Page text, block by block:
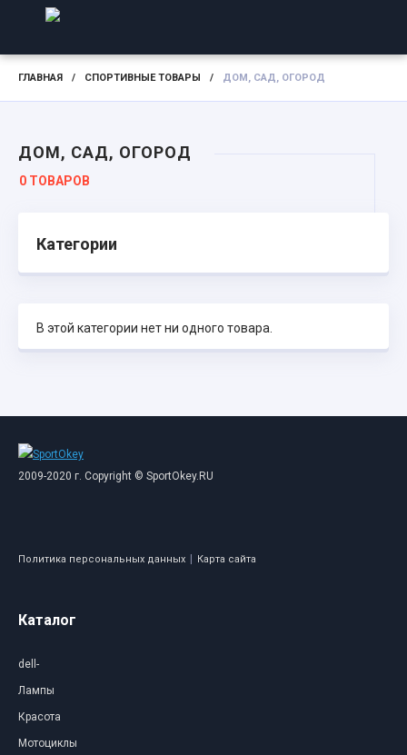
ГЛАВНАЯ / СПОРТИВНЫЕ ТОВАРЫ / ДОМ, САД, ОГОРОД
ДОМ, САД, ОГОРОД
0 ТОВАРОВ
Категории
В этой категории нет ни одного товара.
2009-2020 г. Copyright © SportOkey.RU
Политика персональных данных Карта сайта
Каталог
dell-
Лампы
Красота
Мотоциклы